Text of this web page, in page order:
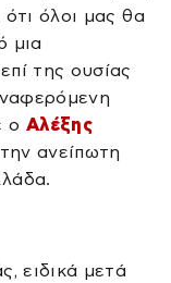
όλοι μας θα
μια
της ουσίας
ο Αλέξης
ανείπωτη
ειδικά μετά